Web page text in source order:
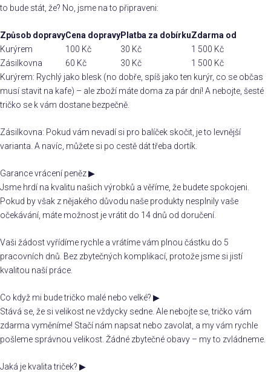
to bude stát, že? No, jsme na to připraveni:
Způsob dopravyCena dopravyPlatba za dobírkuZdarma od
Kurýrem
100 Kč 30 Kč
1 500 Kč
Zásilkovna
60 Kč 30 Kč
1 500 Kč
Kurýrem: Rychlý jako blesk (no dobře, spíš jako ten kurýr, co se občas
musí stavit na kafe) – ale zboží máte doma za pár dní! A nebojte, šesté
tričko se k vám dostane bezpečně.
Zásilkovna: Pokud vám nevadí si pro balíček skočit, je to levnější
varianta. A navíc, můžete si po cestě dát třeba dortík.
Garance vrácení peněz▶
Jsme hrdí na kvalitu našich výrobků a věříme, že budete spokojeni.
Pokud by však z nějakého důvodu naše produkty nesplnily vaše
očekávání, máte možnost je vrátit do 14 dnů od doručení.
Vaši žádost vyřídíme rychle a vrátíme vám plnou částku do 5
pracovních dnů. Bez zbytečných komplikací, protože jsme si jistí
kvalitou naší práce.
Co když mi bude tričko malé nebo velké? ▶
Stává se, že si velikost ne vždycky sedne. Ale nebojte se, tričko vám
zdarma vyměníme! Stačí nám napsat nebo zavolat, a my vám rychle
pošleme správnou velikost. Žádné zbytečné obavy – my to zvládneme.
Jaká je kvalita triček? ▶